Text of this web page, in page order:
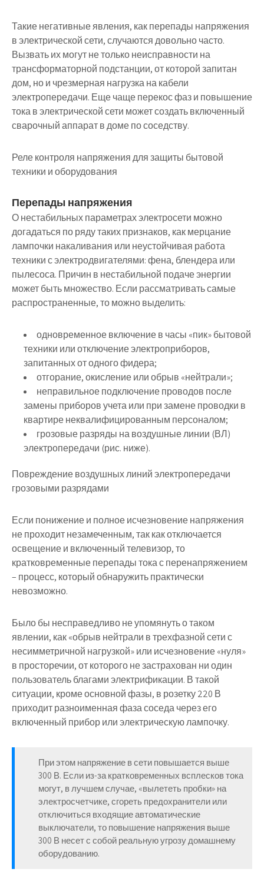
Такие негативные явления, как перепады напряжения
в электрической сети, случаются довольно часто.
Вызвать их могут не только неисправности на
трансформаторной подстанции, от которой запитан
дом, но и чрезмерная нагрузка на кабели
электропередачи. Еще чаще перекос фаз и повышение
тока в электрической сети может создать включенный
сварочный аппарат в доме по соседству.
Реле контроля напряжения для защиты бытовой
техники и оборудования
Перепады напряжения
О нестабильных параметрах электросети можно
догадаться по ряду таких признаков, как мерцание
лампочки накаливания или неустойчивая работа
техники с электродвигателями: фена, блендера или
пылесоса. Причин в нестабильной подаче энергии
может быть множество. Если рассматривать самые
распространенные, то можно выделить:
одновременное включение в часы «пик» бытовой
техники или отключение электроприборов,
запитанных от одного фидера;
отгорание, окисление или обрыв «нейтрали»;
неправильное подключение проводов после
замены приборов учета или при замене проводки в
квартире неквалифицированным персоналом;
грозовые разряды на воздушные линии (ВЛ)
электропередачи (рис. ниже).
Повреждение воздушных линий электропередачи
грозовыми разрядами
Если понижение и полное исчезновение напряжения
не проходит незамеченным, так как отключается
освещение и включенный телевизор, то
кратковременные перепады тока с перенапряжением
– процесс, который обнаружить практически
невозможно.
Было бы несправедливо не упомянуть о таком
явлении, как «обрыв нейтрали в трехфазной сети с
несимметричной нагрузкой» или исчезновение «нуля»
в просторечии, от которого не застрахован ни один
пользователь благами электрификации. В такой
ситуации, кроме основной фазы, в розетку 220 В
приходит разноименная фаза соседа через его
включенный прибор или электрическую лампочку.
При этом напряжение в сети повышается выше
300 В. Если из-за кратковременных всплесков тока
могут, в лучшем случае, «вылететь пробки» на
электросчетчике, сгореть предохранители или
отключиться входящие автоматические
выключатели, то повышение напряжения выше
300 В несет с собой реальную угрозу домашнему
оборудованию.